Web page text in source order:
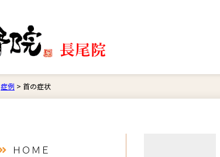
症例 > 首の症状
ＨＯＭＥ